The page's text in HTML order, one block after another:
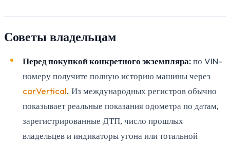
Советы владельцам
Перед покупкой конкретного экземпляра:по VIN-
номеру получите полную историю машины через
carVertical. Из международных регистров обычно
показывает реальные показания одометра по датам,
зарегистрированные ДТП, число прошлых
владельцев и индикаторы угона или тотальной